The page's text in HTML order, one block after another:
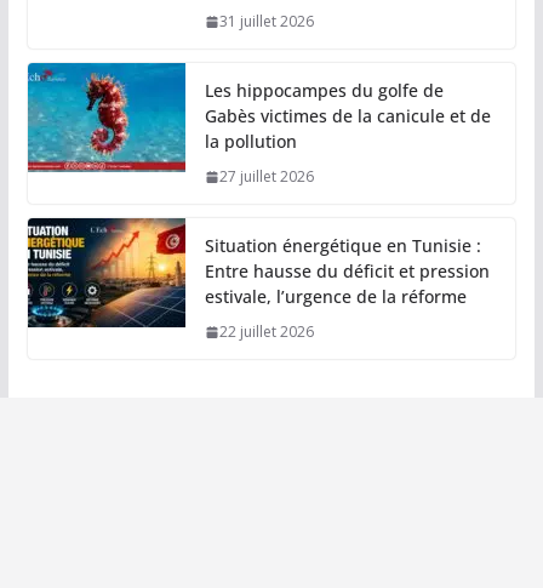
31 juillet 2026
Les hippocampes du golfe de
Gabès victimes de la canicule et de
la pollution
27 juillet 2026
Situation énergétique en Tunisie :
Entre hausse du déficit et pression
estivale, l’urgence de la réforme
22 juillet 2026